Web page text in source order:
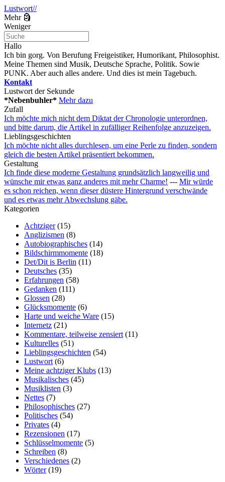
Lustwort//
Mehr 🗿
Weniger
Hallo
Ich bin gorg. Von Berufung Freigeistiker, Humorikant, Philosophist.
Meine Themen sind Musik, Deutsche Sprache, Politik. Sowie
PUNK. Aber auch alles andere. Und dies ist mein Tagebuch.
Kontakt
Lustwort der Sekunde
*Nebenbuhler* Mehr dazu
Zufall
Ich möchte mich nicht dem Diktat der Chronologie unterordnen,
und bitte darum, die Artikel in zufälliger Reihenfolge anzuzeigen.
Lieblingsgeschichten
Ich möchte nicht alles durchlesen, um eine Perle zu finden, sondern
gleich die besten Artikel präsentiert bekommen.
Gestaltung
Ich finde diese moderne Gestaltung grundsätzlich langweilig und
wünsche mir etwas ganz anderes mit mehr Charme! --- Mir würde
es schon reichen, wenn dieser düstere Hintergrund verschwände
und es etwas mehr Abwechslung gäbe.
Kategorien
Achtziger(15)
Anglizismen (8)
Autobiographisches (14)
Bildschirmmomente (18)
Det/Dit is Berlin (11)
Deutsches (35)
Erfahrungen (58)
Gedanken (111)
Glossen (28)
Glücksmomente (6)
Harte und weiche Ware (15)
Internetz (21)
Kommentare, teilweise zensiert (11)
Kulturelles (51)
Lieblingsgeschichten (54)
Lustwort (6)
Meine achtziger Klubs (13)
Musikalisches (45)
Musiklisten (3)
Nettes (7)
Philosophisches (27)
Politisches (54)
Privates (4)
Rezensionen (17)
Schlüsselmomente (5)
Schreiben (8)
Verschiedenes (2)
Wörter(19)